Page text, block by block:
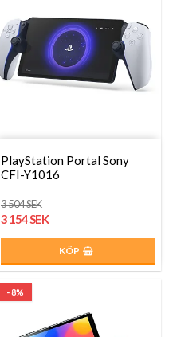
PlayStation Portal Sony
CFI-Y1016
3 504 SEK
3 154 SEK
KÖP
- 8%